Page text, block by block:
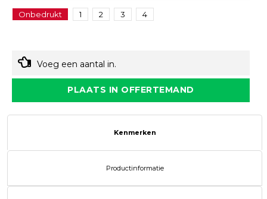
Onbedrukt 1 2 3 4
Voeg een aantal in.
PLAATS IN OFFERTEMAND
Kenmerken
Productinformatie